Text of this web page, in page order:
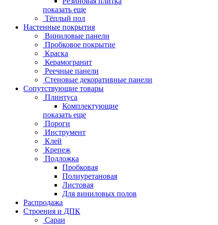
показать еще
Тёплый пол
Настенные покрытия
Виниловые панели
Пробковое покрытие
Краска
Керамогранит
Реечные панели
Стеновые декоративные панели
Сопутствующие товары
Плинтуса
Комплектующие
показать еще
Пороги
Инструмент
Клей
Крепеж
Подложка
Пробковая
Полиуретановая
Листовая
Для виниловых полов
Распродажа
Строения и ДПК
Сараи